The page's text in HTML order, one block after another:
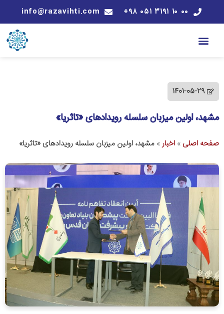
۰۰ ۱۰ ۳۱۹۱ ۰۵۱ ۹۸+ info@razavihti.com
1401-05-29
مشهد، اولین میزبان سلسله رویدادهای «تاثریا»
صفحه اصلی » اخبار» مشهد، اولین میزبان سلسله رویدادهای «تاثریا»